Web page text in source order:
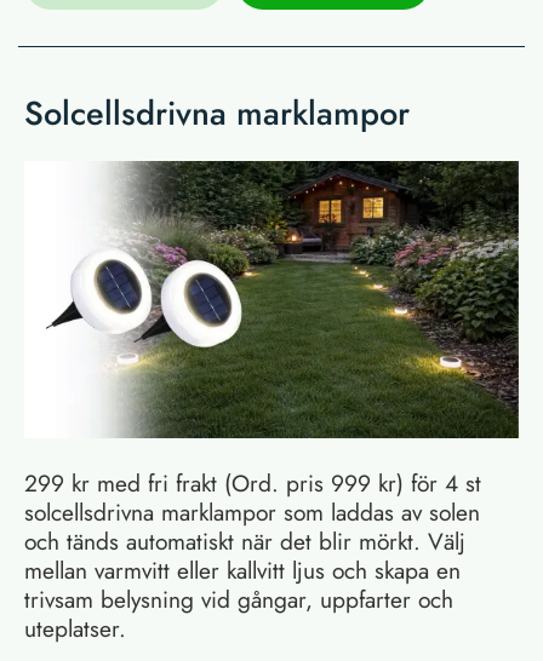
Solcellsdrivna marklampor
299 kr med fri frakt (Ord. pris 999 kr) för 4 st
solcellsdrivna marklampor som laddas av solen
och tänds automatiskt när det blir mörkt. Välj
mellan varmvitt eller kallvitt ljus och skapa en
trivsam belysning vid gångar, uppfarter och
uteplatser.